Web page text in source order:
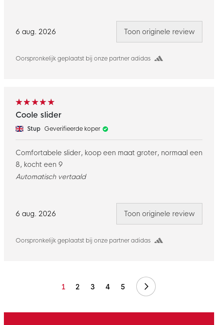
6 aug. 2026
Oorspronkelijk geplaatst bij onze partner adidas
Toon originele review
6 aug. 2026
Oorspronkelijk geplaatst bij onze partner adidas
Coole slider
Stup Geverifieerde koper
Comfortabele slider, koop een maat groter, normaal een
8, kocht een 9
Automatisch vertaald
Toon originele review
1 2 3 4 5 Volgende